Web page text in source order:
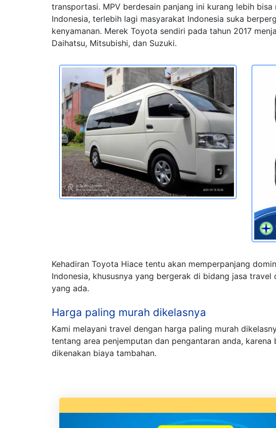
transportasi. MPV berdesain panjang ini kurang lebih
Indonesia, terlebih lagi masyarakat Indonesia suka
kenyamanan. Merek Toyota sendiri pada tahun 2017
Daihatsu, Mitsubishi, dan Suzuki.
Kehadiran Toyota Hiace tentu akan memperpanjang
Indonesia, khususnya yang bergerak di bidang jasa
yang ada.
Harga paling murah dikelasnya
Kami melayani travel dengan harga paling murah
tentang area penjemputan dan pengantaran anda,
dikenakan biaya tambahan.